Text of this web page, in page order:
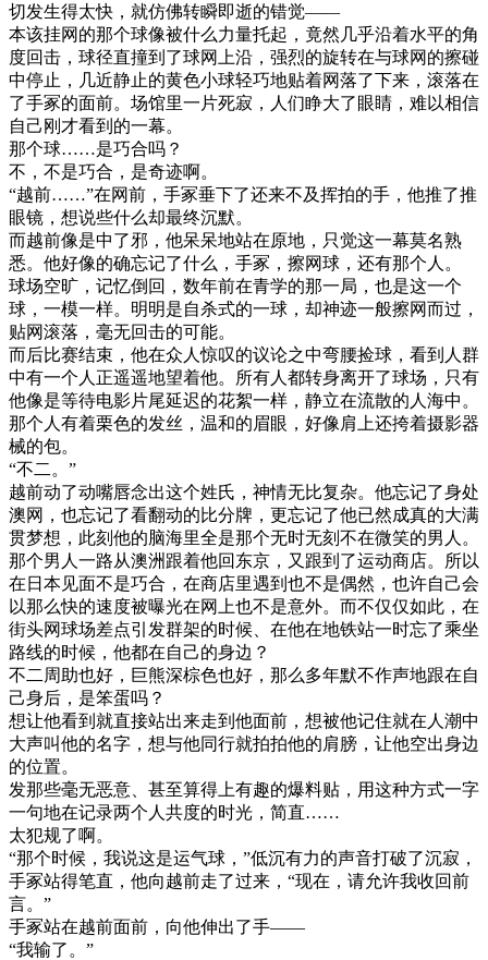
切发生得太快，就仿佛转瞬即逝的错觉——
本该挂网的那个球像被什么力量托起，竟然几乎沿着水平的角
度回击，球径直撞到了球网上沿，强烈的旋转在与球网的擦碰
中停止，几近静止的黄色小球轻巧地贴着网落了下来，滚落在
了手冢的面前。场馆里一片死寂，人们睁大了眼睛，难以相信
自己刚才看到的一幕。
那个球……是巧合吗？
不，不是巧合，是奇迹啊。
“越前……”在网前，手冢垂下了还来不及挥拍的手，他推了推
眼镜，想说些什么却最终沉默。
而越前像是中了邪，他呆呆地站在原地，只觉这一幕莫名熟
悉。他好像的确忘记了什么，手冢，擦网球，还有那个人。
球场空旷，记忆倒回，数年前在青学的那一局，也是这一个
球，一模一样。明明是自杀式的一球，却神迹一般擦网而过，
贴网滚落，毫无回击的可能。
而后比赛结束，他在众人惊叹的议论之中弯腰捡球，看到人群
中有一个人正遥遥地望着他。所有人都转身离开了球场，只有
他像是等待电影片尾延迟的花絮一样，静立在流散的人海中。
那个人有着栗色的发丝，温和的眉眼，好像肩上还挎着摄影器
械的包。
“不二。”
越前动了动嘴唇念出这个姓氏，神情无比复杂。他忘记了身处
澳网，也忘记了看翻动的比分牌，更忘记了他已然成真的大满
贯梦想，此刻他的脑海里全是那个无时无刻不在微笑的男人。
那个男人一路从澳洲跟着他回东京，又跟到了运动商店。所以
在日本见面不是巧合，在商店里遇到也不是偶然，也许自己会
以那么快的速度被曝光在网上也不是意外。而不仅仅如此，在
街头网球场差点引发群架的时候、在他在地铁站一时忘了乘坐
路线的时候，他都在自己的身边？
不二周助也好，巨熊深棕色也好，那么多年默不作声地跟在自
己身后，是笨蛋吗？
想让他看到就直接站出来走到他面前，想被他记住就在人潮中
大声叫他的名字，想与他同行就拍拍他的肩膀，让他空出身边
的位置。
发那些毫无恶意、甚至算得上有趣的爆料贴，用这种方式一字
一句地在记录两个人共度的时光，简直……
太犯规了啊。
“那个时候，我说这是运气球，”低沉有力的声音打破了沉寂，
手冢站得笔直，他向越前走了过来，“现在，请允许我收回前
言。”
手冢站在越前面前，向他伸出了手——
“我输了。”